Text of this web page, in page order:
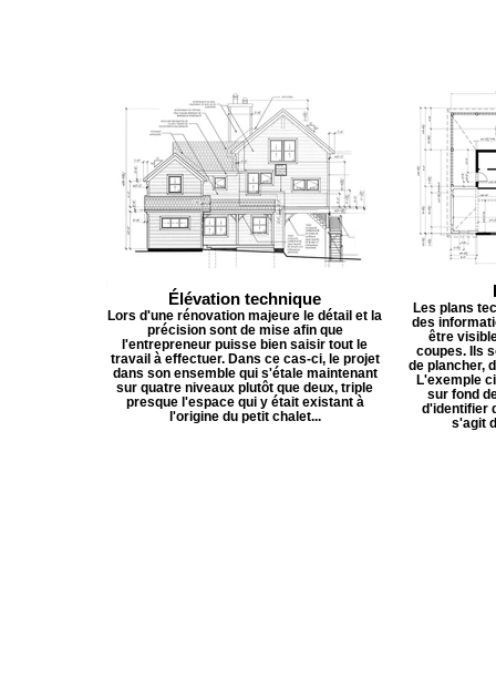
Élévation technique
Lors d'une rénovation majeure le détail et la
précision sont de mise afin que
l'entrepreneur puisse bien saisir tout le
travail à effectuer. Dans ce cas-ci, le projet
dans son ensemble qui s'étale maintenant
sur quatre niveaux plutôt que deux, triple
presque l'espace qui y était existant à
l'origine du petit chalet...
Les plans
des
être
coupes. Ils
de plancher,
L'exemple
sur fond
d'identifier
s'agit